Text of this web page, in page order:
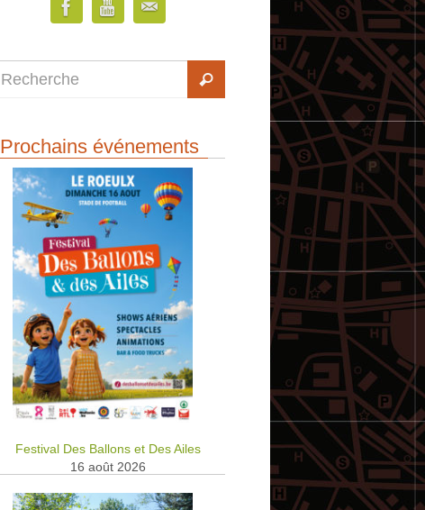
Prochains événements
Festival Des Ballons et Des Ailes
16 août 2026